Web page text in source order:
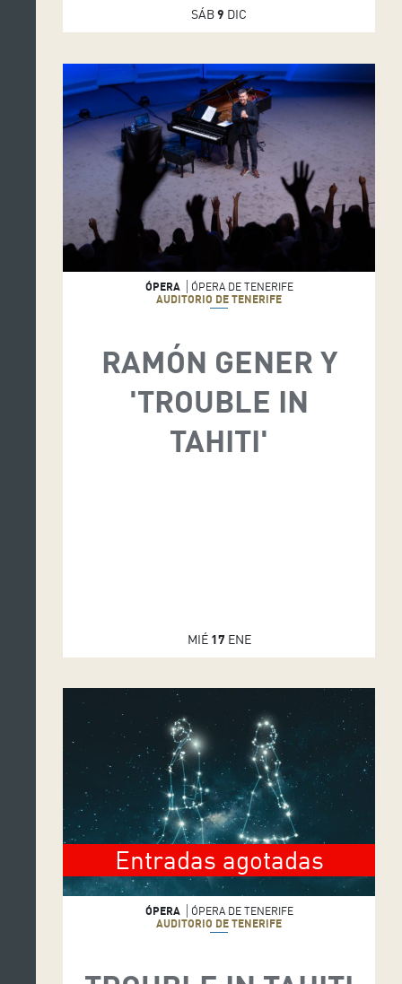
SÁB9 DIC
ÓPERA
ÓPERA DE TENERIFE
AUDITORIO DE TENERIFE
RAMÓN GENER Y
'TROUBLE IN
TAHITI'
MIÉ 17 ENE
Entradas agotadas
ÓPERA
ÓPERA DE TENERIFE
AUDITORIO DE TENERIFE